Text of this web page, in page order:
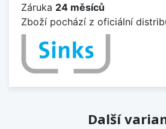
Záruka 24 měsíců
Zboží pochází z oficiální
Další